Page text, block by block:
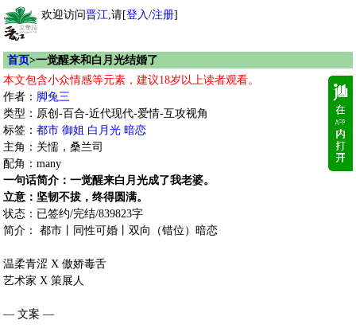
欢迎访问晋江,请[登入/注册]
首页>一觉醒来和白月光结婚了
本文包含小众情感等元素，建议18岁以上读者观看。
作者： 脚兔三
类型：原创-百合-近代现代-爱情-互攻视角
标签： 都市 御姐 白月光 暗恋
主角：关懦，桑兰司
配角：many
一句话简介：一觉醒来白月光成了我老婆。
立意：坚韧不拔，终得圆满。
状态：已签约/完结/839823字
简介： 都市丨同性可婚丨双向（错位）暗恋
温柔青涩 X 傲娇毒舌
艺术家 X 策展人
— 文案 —